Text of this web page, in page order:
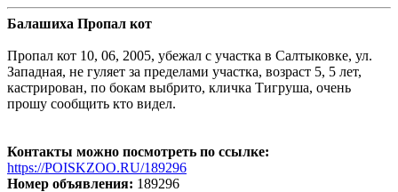
Балашиха Пропал кот
Пропал кот 10, 06, 2005, убежал с участка в Салтыковке, ул.
Западная, не гуляет за пределами участка, возраст 5, 5 лет,
кастрирован, по бокам выбрито, кличка Тигруша, очень
прошу сообщить кто видел.
Контакты можно посмотреть по ссылке:
https://POISKZOO.RU/189296
Номер объявления: 189296